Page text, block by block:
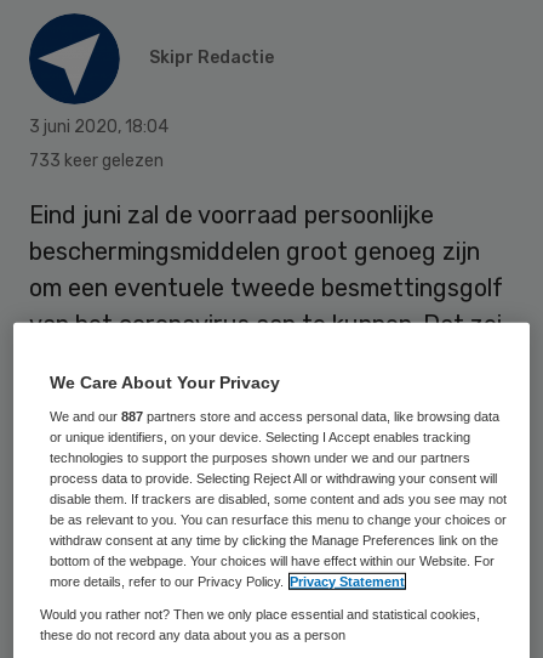
Skipr Redactie
3 juni 2020, 18:04
733 keer gelezen
Eind juni zal de voorraad persoonlijke
beschermingsmiddelen groot genoeg zijn
om een eventuele tweede besmettingsgolf
van het coronavirus aan te kunnen. Dat zei
woensdag tijdens een bezoek aan de
centrale opslagplaats van het Landelijk
Consortium Hulpmiddelen (LCH).
Van Rijn zei “heel trots” te zijn op de
medewerkers van het LCH, en op de
“heroïsche” taak die ze de afgelopen
We Care About Your Privacy
We and our887 partners store and access personal data, like browsing data
or unique identifiers, on your device. Selecting I Accept enables tracking
technologies to support the purposes shown under we and our partners
process data to provide. Selecting Reject All or withdrawing your consent will
disable them. If trackers are disabled, some content and ads you see may not
be as relevant to you. You can resurface this menu to change your choices or
withdraw consent at any time by clicking the Manage Preferences link on the
bottom of the webpage. Your choices will have effect within our Website. For
more details, refer to our Privacy Policy.
Privacy Statement
Would you rather not? Then we only place essential and statistical cookies,
these do not record any data about you as a person